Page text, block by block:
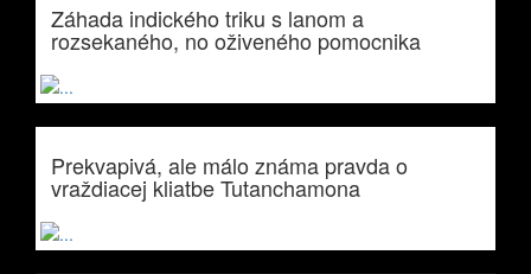
Záhada indického triku s lanom a
rozsekaného, no oživeného pomocnika
Prekvapivá, ale málo známa pravda o
vraždiacej kliatbe Tutanchamona